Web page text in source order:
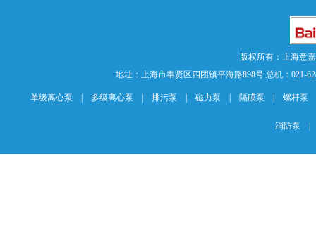
版权所有：上海意
地址：上海市奉贤区四团镇平海路898号 总机：021-
单级离心泵 多级离心泵 排污泵 磁力泵 隔膜泵 螺杆泵
消防泵